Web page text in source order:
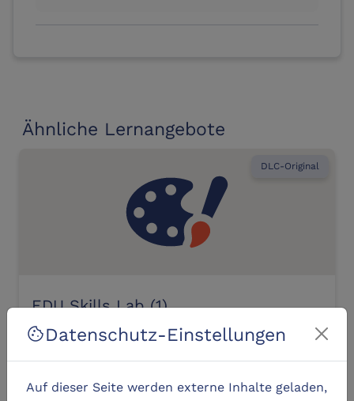
cookieDatenschutz-Einstellungen
Auf dieser Seite werden externe Inhalte geladen,
Ähnliche Lernangebote
DLC-Original
EDU Skills Lab (1)